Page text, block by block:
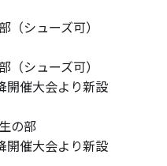
（シューズ可）
（シューズ可）
催大会より新設
1年生の部
催大会より新設